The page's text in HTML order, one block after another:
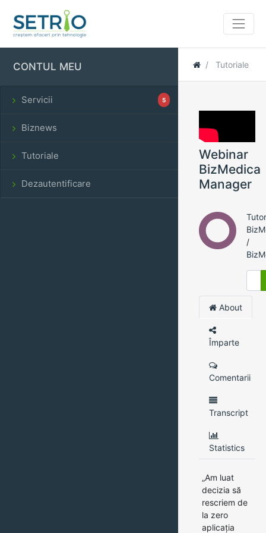
Tutoriale
CONTUL MEU
Servicii 5
Biznews
Tutoriale
Dezautentificare
Webinar
BizMedica
Manager
/
About
Împarte
Comentarii
Transcript
Statistics
„Am luat
decizia să
rescriem de
la zero
aplicația